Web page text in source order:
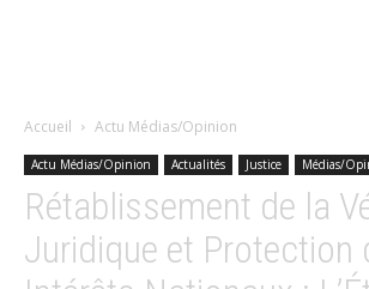
Accueil Actu Médias/Opinion
Actu Médias/Opinion Actualités Justice Médias/
Rétablissement de la
Juridique et Protection